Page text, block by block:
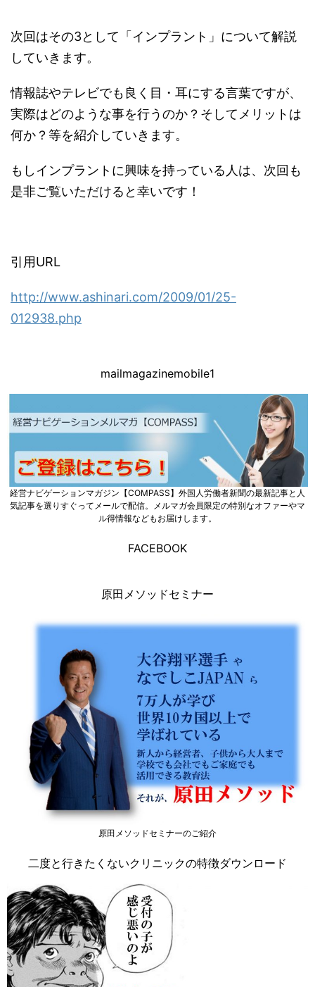
次回はその3として「インプラント」について解説
していきます。
情報誌やテレビでも良く目・耳にする言葉ですが、
実際はどのような事を行うのか？そしてメリットは
何か？等を紹介していきます。
もしインプラントに興味を持っている人は、次回も
是非ご覧いただけると幸いです！
引用URL
http://www.ashinari.com/2009/01/25-
012938.php
mailmagazinemobile1
経営ナビゲーションマガジン【COMPASS】外国人労働者新聞の最新記事と人
気記事を選りすぐってメールで配信。メルマガ会員限定の特別なオファーやマ
ル得情報などもお届けします。
FACEBOOK
原田メソッドセミナー
原田メソッドセミナーのご紹介
二度と行きたくないクリニックの特徴ダウンロード